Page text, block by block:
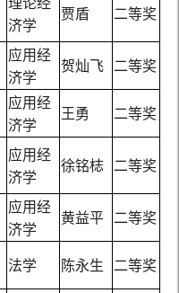
济学
贾盾 二等奖
应用经
济学
贺灿飞 二等奖
应用经
济学
王勇 二等奖
应用经
济学
徐铭梽 二等奖
应用经
济学
黄益平 二等奖
法学 陈永生 二等奖